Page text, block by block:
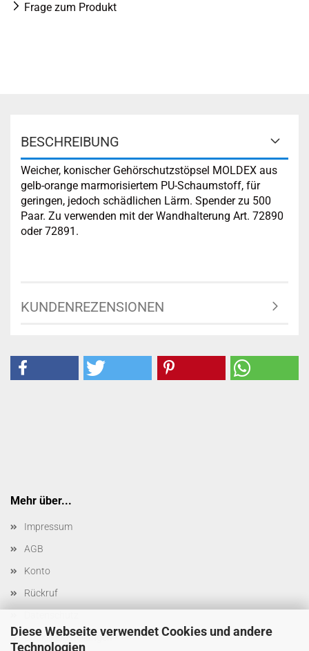
Diese Webseite verwendet Cookies und andere
Technologien
Frage zum Produkt
BESCHREIBUNG
Weicher, konischer Gehörschutzstöpsel MOLDEX aus
gelb-orange marmorisiertem PU-Schaumstoff, für
geringen, jedoch schädlichen Lärm. Spender zu 500
Paar. Zu verwenden mit der Wandhalterung Art. 72890
oder 72891.
KUNDENREZENSIONEN
Mehr über...
Impressum
AGB
Konto
Rückruf
Cookie Einstellungen